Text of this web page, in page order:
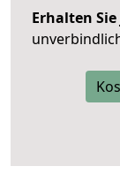
Erhalten